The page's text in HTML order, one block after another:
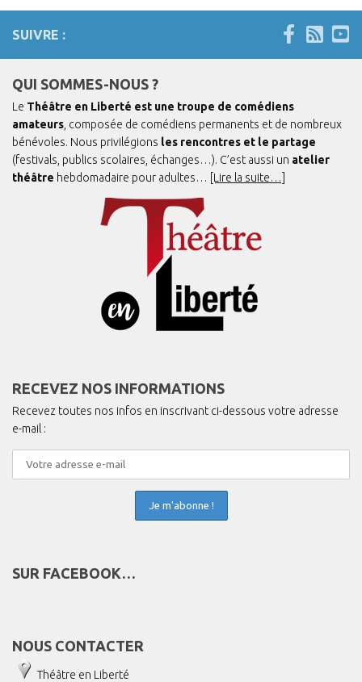
SUIVRE :
QUI SOMMES-NOUS ?
Le Théâtre en Liberté est une troupe de comédiens
amateurs, composée de comédiens permanents et de nombreux
bénévoles. Nous privilégions les rencontres et le partage
(festivals, publics scolaires, échanges…). C’est aussi un atelier
théâtre hebdomadaire pour adultes… [Lire la suite…]
RECEVEZ NOS INFORMATIONS
Recevez toutes nos infos en inscrivant ci-dessous votre adresse
e-mail :
SUR FACEBOOK…
NOUS CONTACTER
Théâtre en Liberté